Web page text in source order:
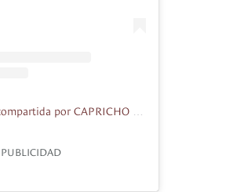
PUBLICIDAD